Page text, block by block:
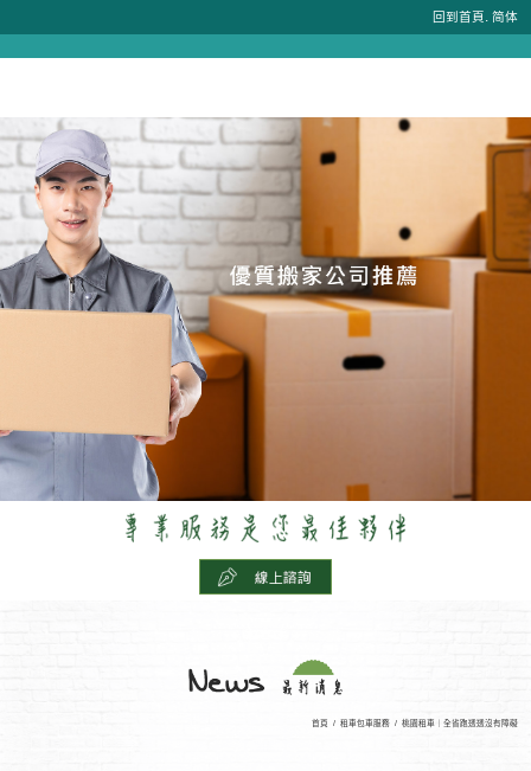
回到首頁. 简体
首頁 / 租車包車服務 / 桃園租車｜全省跑透透沒有障礙